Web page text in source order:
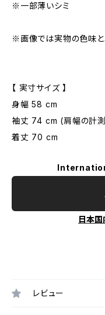
※一部薄いシミ
※画像では実物の色味
【 実寸サイズ 】
身幅 58 cm
袖丈 74 cm (肩幅の計測
着丈 70 cm
日本
レビュー